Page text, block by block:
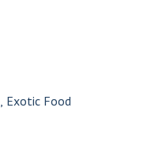
, Exotic Food